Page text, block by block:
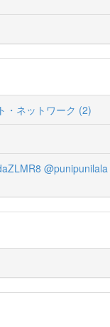
・ネットワーク (2)
@punipunilala